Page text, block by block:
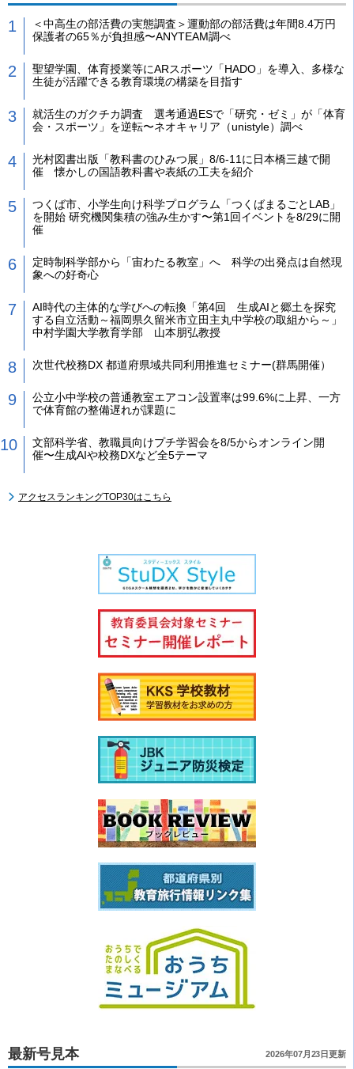
＜中高生の部活費の実態調査＞運動部の部活費は年間8.4万円
保護者の65％が負担感〜ANYTEAM調べ
聖望学園、体育授業等にARスポーツ「HADO」を導入、多様な
生徒が活躍できる教育環境の構築を目指す
就活生のガクチカ調査 選考通過ESで「研究・ゼミ」が「体育
会・スポーツ」を逆転〜ネオキャリア（unistyle）調べ
光村図書出版「教科書のひみつ展」8/6-11に日本橋三越で開
催 懐かしの国語教科書や表紙の工夫を紹介
つくば市、小学生向け科学プログラム「つくばまるごとLAB」
を開始 研究機関集積の強み生かす〜第1回イベントを8/29に開
催
定時制科学部から「宙わたる教室」へ 科学の出発点は自然現
象への好奇心
AI時代の主体的な学びへの転換「第4回 生成AIと郷土を探究
する自立活動～福岡県久留米市立田主丸中学校の取組から～」
中村学園大学教育学部 山本朋弘教授
次世代校務DX 都道府県域共同利用推進セミナー(群馬開催）
公立小中学校の普通教室エアコン設置率は99.6%に上昇、一方
で体育館の整備遅れが課題に
文部科学省、教職員向けプチ学習会を8/5からオンライン開
催〜生成AIや校務DXなど全5テーマ
アクセスランキングTOP30はこちら
最新号見本 2026年07月23日更新